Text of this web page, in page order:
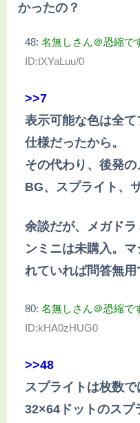
かったの？
48: 名無しさん＠恐縮で
ID:tXYaLuu/0
>>7
表示可能な色は全
仕様だったから。
その代わり、後発
BG、スプライト、
余談だが、メガド
ンミニは未購入。
れていれば問答無用
80: 名無しさん＠恐縮で
ID:kHA0zHUG0
>>48
スプライトは枚数
32×64ドットのスプ